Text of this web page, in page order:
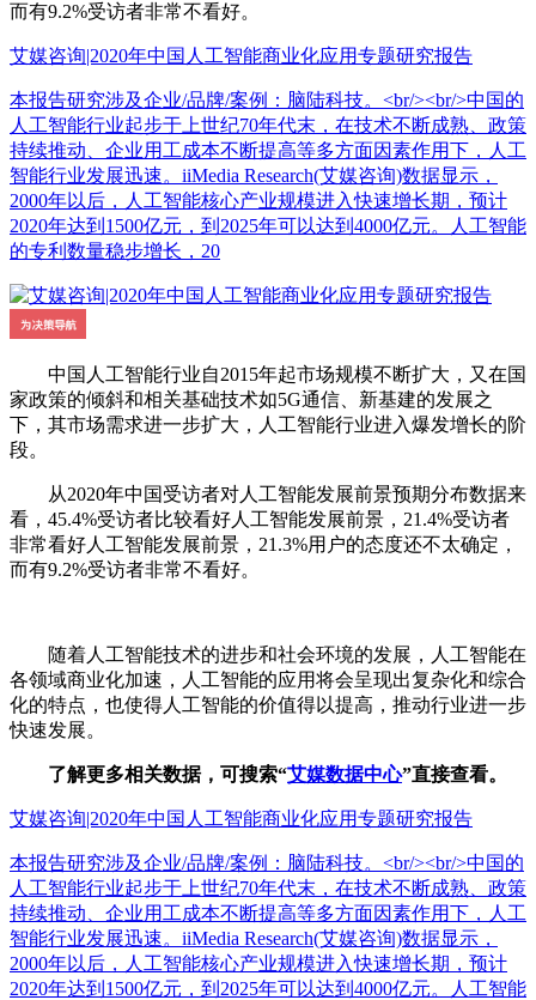
而有9.2%受访者非常不看好。
艾媒咨询|2020年中国人工智能商业化应用专题研究报告
本报告研究涉及企业/品牌/案例：脑陆科技。<br/><br/>中国的
人工智能行业起步于上世纪70年代末，在技术不断成熟、政策
持续推动、企业用工成本不断提高等多方面因素作用下，人工
智能行业发展迅速。iiMedia Research(艾媒咨询)数据显示，
2000年以后，人工智能核心产业规模进入快速增长期，预计
2020年达到1500亿元，到2025年可以达到4000亿元。人工智能
的专利数量稳步增长，20
中国人工智能行业自2015年起市场规模不断扩大，又在国
家政策的倾斜和相关基础技术如5G通信、新基建的发展之
下，其市场需求进一步扩大，人工智能行业进入爆发增长的阶
段。
从2020年中国受访者对人工智能发展前景预期分布数据来
看，45.4%受访者比较看好人工智能发展前景，21.4%受访者
非常看好人工智能发展前景，21.3%用户的态度还不太确定，
而有9.2%受访者非常不看好。
随着人工智能技术的进步和社会环境的发展，人工智能在
各领域商业化加速，人工智能的应用将会呈现出复杂化和综合
化的特点，也使得人工智能的价值得以提高，推动行业进一步
快速发展。
了解更多相关数据，可搜索“艾媒数据中心”直接查看。
艾媒咨询|2020年中国人工智能商业化应用专题研究报告
本报告研究涉及企业/品牌/案例：脑陆科技。<br/><br/>中国的
人工智能行业起步于上世纪70年代末，在技术不断成熟、政策
持续推动、企业用工成本不断提高等多方面因素作用下，人工
智能行业发展迅速。iiMedia Research(艾媒咨询)数据显示，
2000年以后，人工智能核心产业规模进入快速增长期，预计
2020年达到1500亿元，到2025年可以达到4000亿元。人工智能